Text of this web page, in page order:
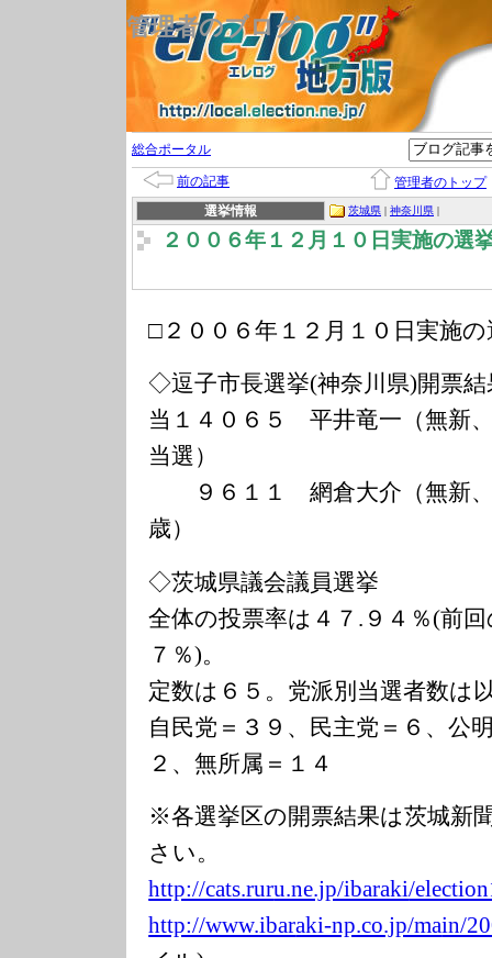
管理者のブログ
総合ポータル
前の記事
管理者のトップ
選挙情報
茨城県 | 神奈川県 |
２００６年１２月１０日実施の選
□２００６年１２月１０日実施
◇逗子市長選挙(神奈川県)開票
当１４０６５ 平井竜一（無新
当選）
９６１１ 網倉大介（無新、
歳）
◇茨城県議会議員選挙
全体の投票率は４７.９４％(前
７％)。
定数は６５。党派別当選者数は
自民党＝３９、民主党＝６、公
２、無所属＝１４
※各選挙区の開票結果は茨城新
さい。
http://cats.ruru.ne.jp/ibaraki/
http://www.ibaraki-np.co.jp/main/